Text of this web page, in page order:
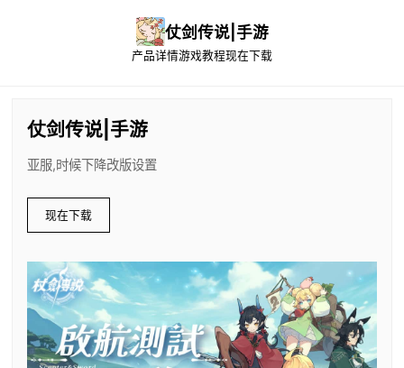
仗剑传说|手游
产品详情游戏教程现在下载
仗剑传说|手游
亚服,时候下降改版设置
现在下载